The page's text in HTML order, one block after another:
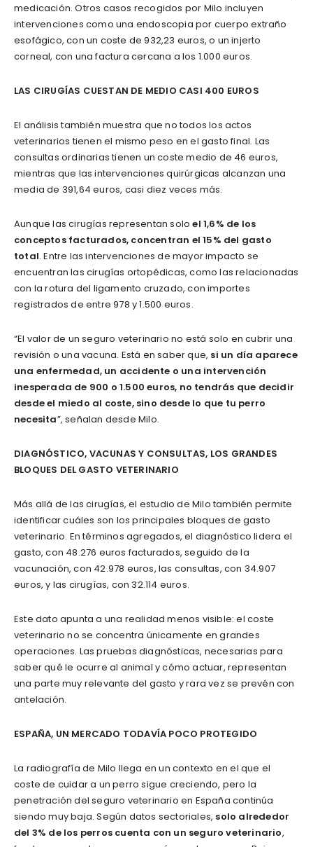
medicación. Otros casos recogidos por Milo incluyen
intervenciones como una endoscopia por cuerpo extraño
esofágico, con un coste de 932,23 euros, o un injerto
corneal, con una factura cercana a los 1.000 euros.
LAS CIRUGÍAS CUESTAN DE MEDIO CASI 400 EUROS
El análisis también muestra que no todos los actos
veterinarios tienen el mismo peso en el gasto final. Las
consultas ordinarias tienen un coste medio de 46 euros,
mientras que las intervenciones quirúrgicas alcanzan una
media de 391,64 euros, casi diez veces más.
Aunque las cirugías representan soloel 1,6% de los
conceptos facturados, concentran el 15% del gasto
total. Entre las intervenciones de mayor impacto se
encuentran las cirugías ortopédicas, como las relacionadas
con la rotura del ligamento cruzado, con importes
registrados de entre 978 y 1.500 euros.
“El valor de un seguro veterinario no está solo en cubrir una
revisión o una vacuna. Está en saber que, si un día aparece
una enfermedad, un accidente o una intervención
inesperada de 900 o 1.500 euros, no tendrás que decidir
desde el miedo al coste, sino desde lo que tu perro
necesita”, señalan desde Milo.
DIAGNÓSTICO, VACUNAS Y CONSULTAS, LOS GRANDES
BLOQUES DEL GASTO VETERINARIO
Más allá de las cirugías, el estudio de Milo también permite
identificar cuáles son los principales bloques de gasto
veterinario. En términos agregados, el diagnóstico lidera el
gasto, con 48.276 euros facturados, seguido de la
vacunación, con 42.978 euros, las consultas, con 34.907
euros, y las cirugías, con 32.114 euros.
Este dato apunta a una realidad menos visible: el coste
veterinario no se concentra únicamente en grandes
operaciones. Las pruebas diagnósticas, necesarias para
saber qué le ocurre al animal y cómo actuar, representan
una parte muy relevante del gasto y rara vez se prevén con
antelación.
ESPAÑA, UN MERCADO TODAVÍA POCO PROTEGIDO
La radiografía de Milo llega en un contexto en el que el
coste de cuidar a un perro sigue creciendo, pero la
penetración del seguro veterinario en España continúa
siendo muy baja. Según datos sectoriales, solo alrededor
del 3% de los perros cuenta con un seguro veterinario,